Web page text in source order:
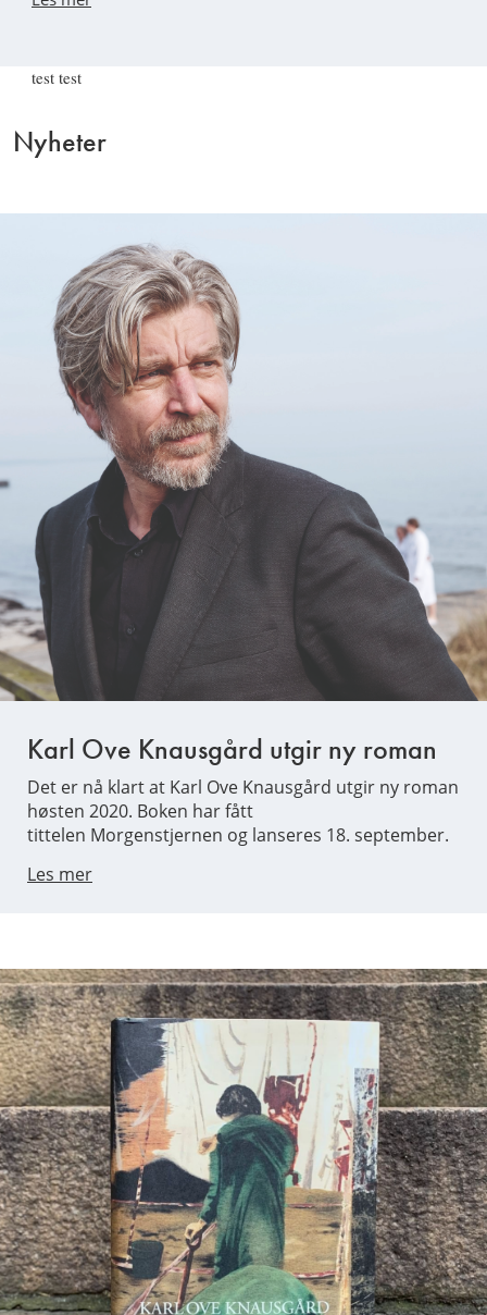
test test
Nyheter
Karl Ove Knausgård utgir ny roman
Det er nå klart at Karl Ove Knausgård utgir ny roman
høsten 2020. Boken har fått
tittelen Morgenstjernen og lanseres 18. september.
Les mer